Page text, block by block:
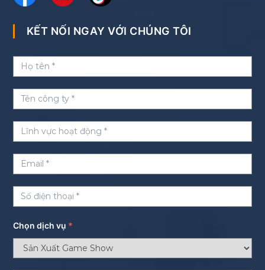
KẾT NỐI NGAY VỚI CHÚNG TÔI
Chọn dịch vụ *